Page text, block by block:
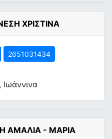
ΧΡΙΣΤΙΝΑ
2651031434
ΑΜΑΛΙΑ - ΜΑΡΙΑ